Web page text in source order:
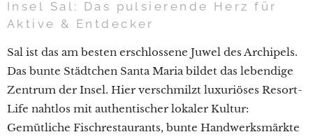
Insel Sal: Das pulsierende Herz für
Aktive & Entdecker
Sal ist das am besten erschlossene Juwel des Archipels.
Das bunte Städtchen Santa Maria bildet das lebendige
Zentrum der Insel. Hier verschmilzt luxuriöses Resort-
Life nahtlos mit authentischer lokaler Kultur:
Gemütliche Fischrestaurants, bunte Handwerksmärkte